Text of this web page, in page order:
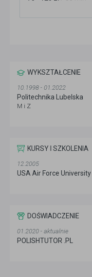
WYKSZTAŁCENIE
10.1998 - 01.2022
Politechnika Lubelska
M i Z
KURSY I SZKOLENIA
12.2005
USA Air Force University
DOŚWIADCZENIE
01.2020 - aktualnie
POLISHTUTOR .PL